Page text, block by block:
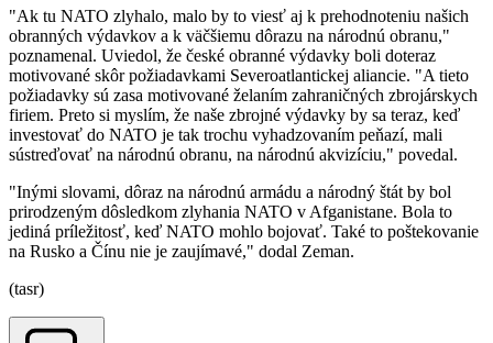
"Ak tu NATO zlyhalo, malo by to viesť aj k prehodnoteniu našich
obranných výdavkov a k väčšiemu dôrazu na národnú obranu,"
poznamenal. Uviedol, že české obranné výdavky boli doteraz
motivované skôr požiadavkami Severoatlantickej aliancie. "A tieto
požiadavky sú zasa motivované želaním zahraničných zbrojárskych
firiem. Preto si myslím, že naše zbrojné výdavky by sa teraz, keď
investovať do NATO je tak trochu vyhadzovaním peňazí, mali
sústreďovať na národnú obranu, na národnú akvizíciu," povedal.
"Inými slovami, dôraz na národnú armádu a národný štát by bol
prirodzeným dôsledkom zlyhania NATO v Afganistane. Bola to
jediná príležitosť, keď NATO mohlo bojovať. Také to poštekovanie
na Rusko a Čínu nie je zaujímavé," dodal Zeman.
(tasr)